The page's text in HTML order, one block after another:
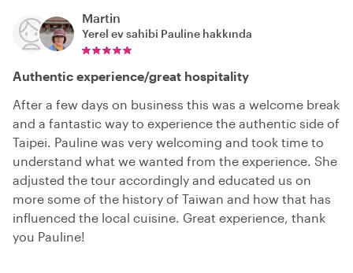
Martin
Yerel ev sahibi Pauline hakkında
Authentic experience/great hospitality
After a few days on business this was a welcome break
and a fantastic way to experience the authentic side of
Taipei. Pauline was very welcoming and took time to
understand what we wanted from the experience. She
adjusted the tour accordingly and educated us on
more some of the history of Taiwan and how that has
influenced the local cuisine. Great experience, thank
you Pauline!